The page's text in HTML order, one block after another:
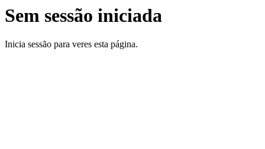
Sem sessão iniciada
Inicia sessão para veres esta página.